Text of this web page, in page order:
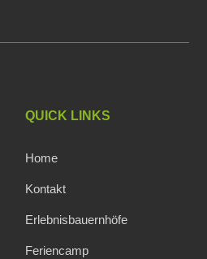
QUICK LINKS
Home
Kontakt
Erlebnisbauernhöfe
Feriencamp